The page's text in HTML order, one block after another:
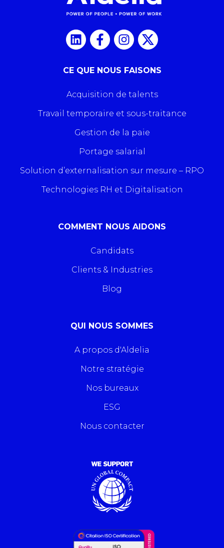
CE QUE NOUS FAISONS
Acquisition de talents
Travail temporaire et sous-traitance
Gestion de la paie
Portage salarial
Solution d’externalisation sur mesure – RPO
Technologies RH et Digitalisation
COMMENT NOUS AIDONS
Candidats
Clients & Industries
Blog
QUI NOUS SOMMES
A propos d'Aldelia
Notre stratégie
Nos bureaux
ESG
Nous contacter